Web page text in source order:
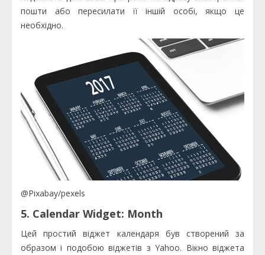
пошти або пересилати її іншій особі, якщо це
необхідно.
@Pixabay/pexels
5. Calendar Widget: Month
Цей простий віджет календаря був створений за
образом і подобою віджетів з Yahoo. Вікно віджета